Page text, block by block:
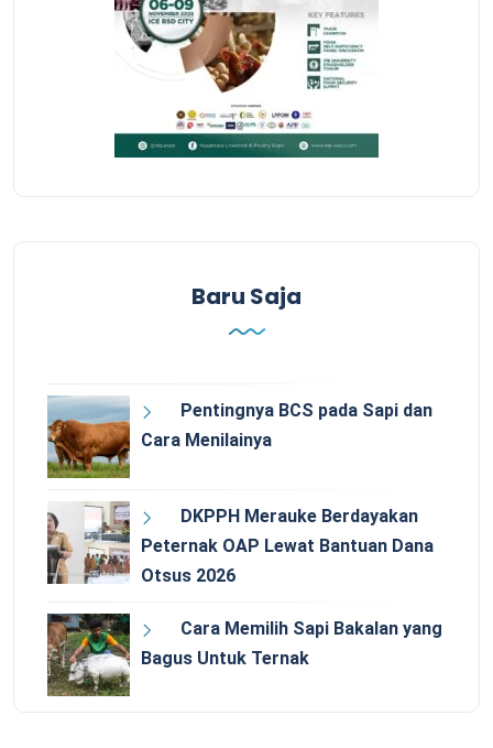
Baru Saja
Pentingnya BCS pada Sapi dan
Cara Menilainya
DKPPH Merauke Berdayakan
Peternak OAP Lewat Bantuan Dana
Otsus 2026
Cara Memilih Sapi Bakalan yang
Bagus Untuk Ternak